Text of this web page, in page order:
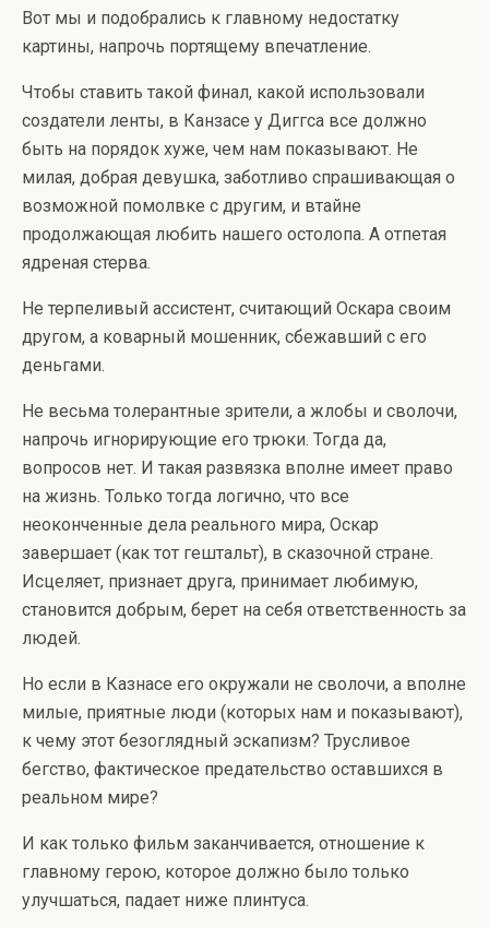
Вот мы и подобрались к главному недостатку
картины, напрочь портящему впечатление.
Чтобы ставить такой финал, какой использовали
создатели ленты, в Канзасе у Диггса все должно
быть на порядок хуже, чем нам показывают. Не
милая, добрая девушка, заботливо спрашивающая о
возможной помолвке с другим, и втайне
продолжающая любить нашего остолопа. А отпетая
ядреная стерва.
Не терпеливый ассистент, считающий Оскара своим
другом, а коварный мошенник, сбежавший с его
деньгами.
Не весьма толерантные зрители, а жлобы и сволочи,
напрочь игнорирующие его трюки. Тогда да,
вопросов нет. И такая развязка вполне имеет право
на жизнь. Только тогда логично, что все
неоконченные дела реального мира, Оскар
завершает (как тот гештальт), в сказочной стране.
Исцеляет, признает друга, принимает любимую,
становится добрым, берет на себя ответственность за
людей.
Но если в Казнасе его окружали не сволочи, а вполне
милые, приятные люди (которых нам и показывают),
к чему этот безоглядный эскапизм? Трусливое
бегство, фактическое предательство оставшихся в
реальном мире?
И как только фильм заканчивается, отношение к
главному герою, которое должно было только
улучшаться, падает ниже плинтуса.